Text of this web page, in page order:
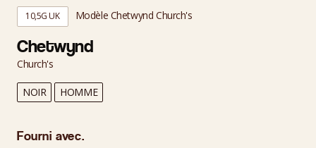
10,5G UK Modèle Chetwynd Church's
Chetwynd
Church's
NOIR HOMME
Fourni avec.